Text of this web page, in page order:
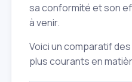
sa conformité et son
à venir.
Voici un comparatif
plus courants en